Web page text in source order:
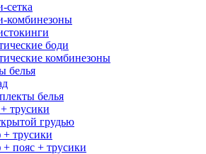
сетка
комбинезоны
боди
комбинезоны
белья
белья
трусики
грудью
трусики
пояс + трусики